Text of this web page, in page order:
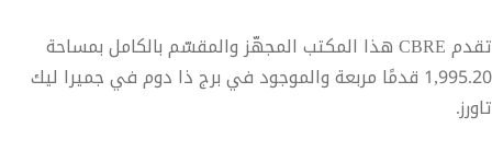
تقدم CBRE هذا المكتب المجهّز والمقسّم بالكامل بمساحة
1,995.20 قدمًا مربعة والموجود في برج ذا دوم في جميرا ليك
تاورز.